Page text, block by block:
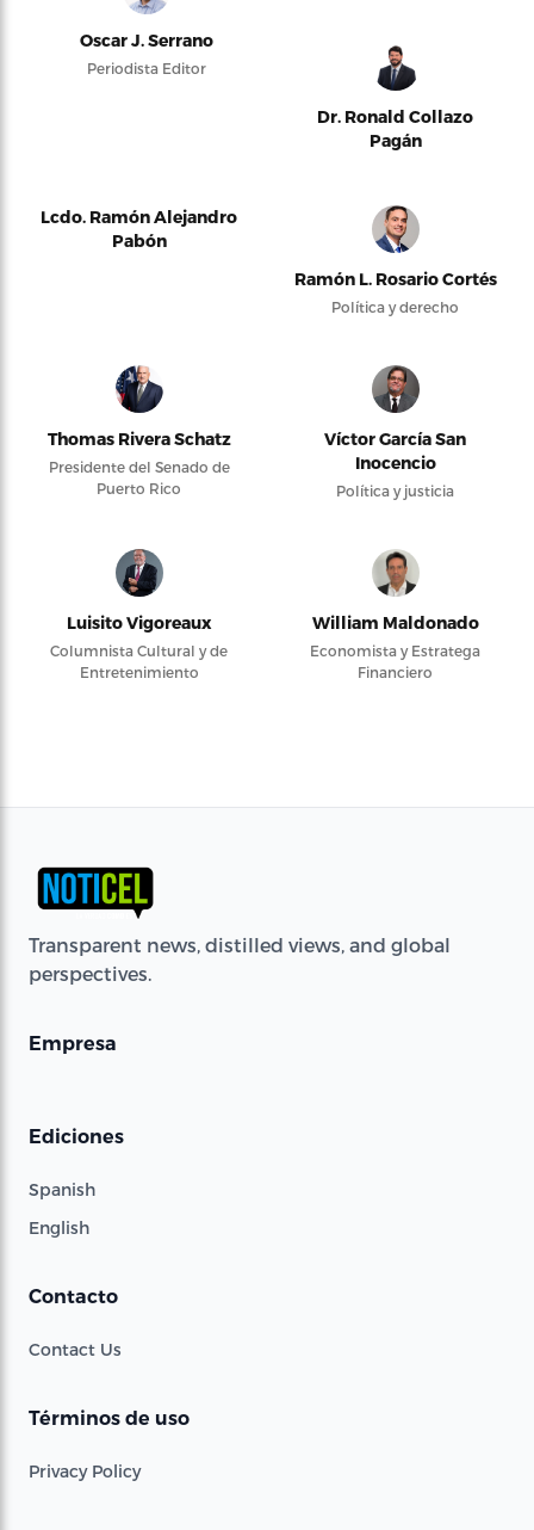
Oscar J. Serrano
Periodista Editor
Dr. Ronald Collazo
Pagán
Lcdo. Ramón Alejandro
Pabón
Ramón L. Rosario Cortés
Política y derecho
Thomas Rivera Schatz
Presidente del Senado de
Puerto Rico
Víctor García San
Inocencio
Política y justicia
Luisito Vigoreaux
Columnista Cultural y de
Entretenimiento
William Maldonado
Economista y Estratega
Financiero
Transparent news, distilled views, and global
perspectives.
Empresa
Ediciones
Spanish
English
Contacto
Contact Us
Términos de uso
Privacy Policy